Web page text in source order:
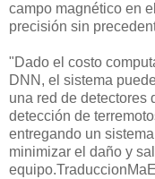
campo magnético en
precisión sin
"Dado el costo
DNN, el sistema
una red de detectores
detección de
entregando un
minimizar el daño y